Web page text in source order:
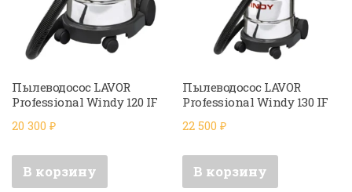
Пылеводосос LAVOR
Professional Windy 120 IF
20 300 ₽
В корзину
Пылеводосос LAVOR
Professional Windy 130 IF
22 500₽
В корзину